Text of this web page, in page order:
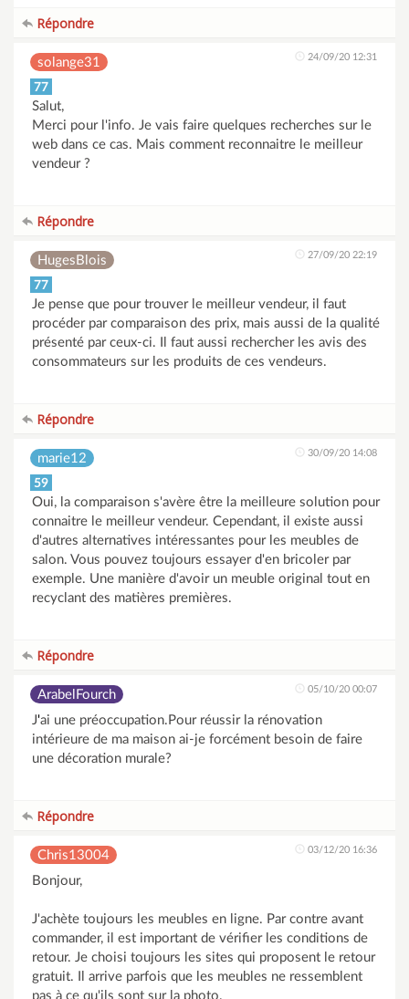
Répondre
solange31 24/09/20 12:31
77
Salut,
Merci pour l'info. Je vais faire quelques recherches sur le
web dans ce cas. Mais comment reconnaitre le meilleur
vendeur ?
Répondre
HugesBlois 27/09/20 22:19
77
Je pense que pour trouver le meilleur vendeur, il faut
procéder par comparaison des prix, mais aussi de la qualité
présenté par ceux-ci. Il faut aussi rechercher les avis des
consommateurs sur les produits de ces vendeurs.
Répondre
marie12 30/09/20 14:08
59
Oui, la comparaison s'avère être la meilleure solution pour
connaitre le meilleur vendeur. Cependant, il existe aussi
d'autres alternatives intéressantes pour les meubles de
salon. Vous pouvez toujours essayer d'en bricoler par
exemple. Une manière d'avoir un meuble original tout en
recyclant des matières premières.
Répondre
ArabelFourch 05/10/20 00:07
J'ai une préoccupation.Pour réussir la rénovation
intérieure de ma maison ai-je forcément besoin de faire
une décoration murale?
Répondre
Chris13004 03/12/20 16:36
Bonjour,
J'achète toujours les meubles en ligne. Par contre avant
commander, il est important de vérifier les conditions de
retour. Je choisi toujours les sites qui proposent le retour
gratuit. Il arrive parfois que les meubles ne ressemblent
pas à ce qu'ils sont sur la photo.